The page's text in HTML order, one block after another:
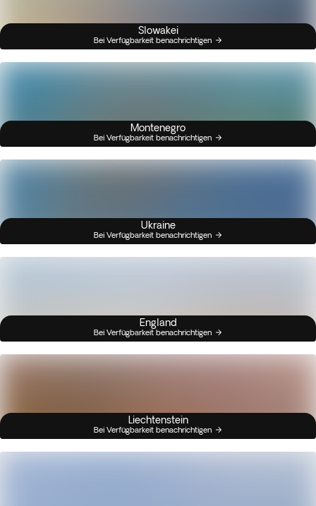
Slowakei
Bei Verfügbarkeit benachrichtigen
Montenegro
Bei Verfügbarkeit benachrichtigen
Ukraine
Bei Verfügbarkeit benachrichtigen
England
Bei Verfügbarkeit benachrichtigen
Liechtenstein
Bei Verfügbarkeit benachrichtigen